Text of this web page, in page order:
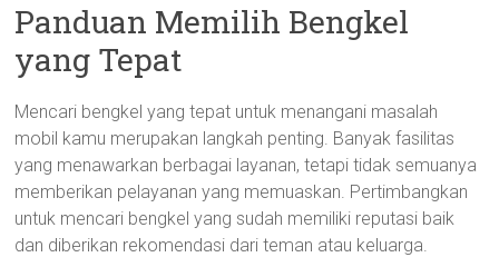
Panduan Memilih Bengkel
yang Tepat
Mencari bengkel yang tepat untuk menangani masalah
mobil kamu merupakan langkah penting. Banyak fasilitas
yang menawarkan berbagai layanan, tetapi tidak semuanya
memberikan pelayanan yang memuaskan. Pertimbangkan
untuk mencari bengkel yang sudah memiliki reputasi baik
dan diberikan rekomendasi dari teman atau keluarga.